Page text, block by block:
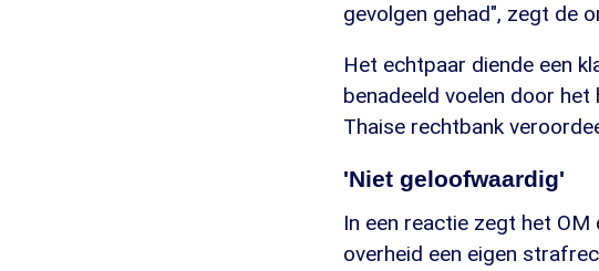
gevolgen gehad", zegt de
Het echtpaar diende een
benadeeld voelen door
Thaise rechtbank
'Niet geloofwaardig'
In een reactie zegt het
overheid een eigen